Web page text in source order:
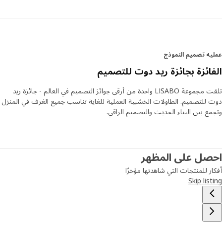
تصميم النموذج
بجائزة ريد دوت للتصميم
تلقت مجموعة LISABO واحدة من أرقى جوائز التصميم في العالم - جائزة ريد
للتصميم. الطاولات الخشبية العملية للغاية تناسب جميع الغرف في المنزل
بين البناء الحديث والتصميم الراقي.
على المظهر
للمنتجات التي شاهدتها مؤخرًا
Skip